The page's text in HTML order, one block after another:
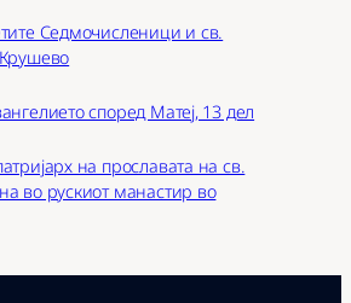
Седмочисленици и св.
според Матеј, 13 дел
на прославата на св.
во рускиот манастир во